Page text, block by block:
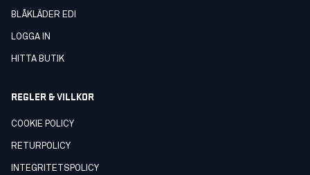
BLÅKLÄDER EDI
LOGGA IN
HITTA BUTIK
REGLER & VILLKOR
COOKIE POLICY
RETURPOLICY
INTEGRITETSPOLICY